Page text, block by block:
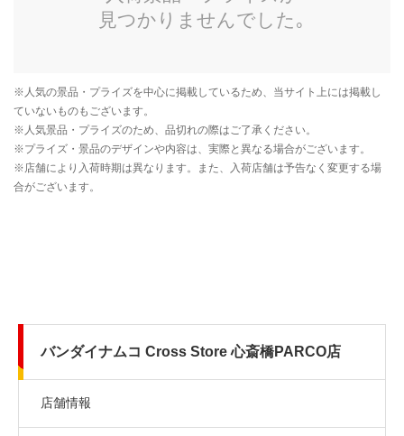
バンダイナムコ Cross Store 心斎橋PARCO店
店舗情報